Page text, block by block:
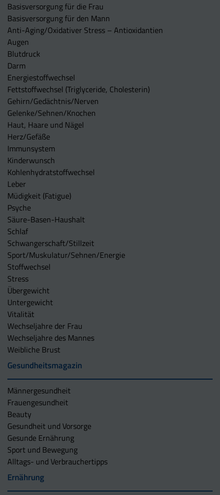
Basisversorgung für die Frau
Basisversorgung für den Mann
Anti-Aging/Oxidativer Stress – Antioxidantien
Augen
Blutdruck
Darm
Energiestoffwechsel
Fettstoffwechsel (Triglyceride, Cholesterin)
Gehirn/Gedächtnis/Nerven
Gelenke/Sehnen/Knochen
Haut, Haare und Nägel
Herz/Gefäße
Immunsystem
Kinderwunsch
Kohlenhydratstoffwechsel
Leber
Müdigkeit (Fatigue)
Psyche
Säure-Basen-Haushalt
Schlaf
Schwangerschaft/Stillzeit
Sport/Muskulatur/Sehnen/Energie
Stoffwechsel
Stress
Übergewicht
Untergewicht
Vitalität
Wechseljahre der Frau
Wechseljahre des Mannes
Weibliche Brust
Gesundheitsmagazin
Männergesundheit
Frauengesundheit
Beauty
Gesundheit und Vorsorge
Gesunde Ernährung
Sport und Bewegung
Alltags- und Verbrauchertipps
Ernährung